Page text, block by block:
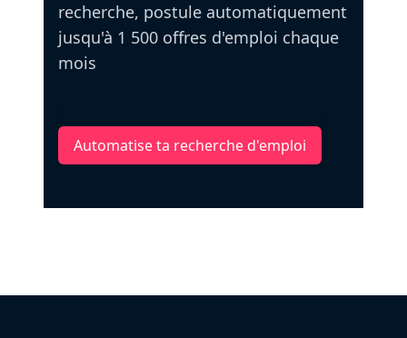
recherche, postule automatiquement
jusqu'à 1 500 offres d'emploi chaque
mois
Automatise ta recherche d'emploi